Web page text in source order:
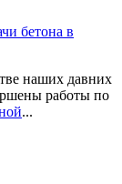
бетона в
наших давних
работы по
...